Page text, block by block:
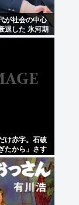
が社会の中心
退した 氷河期
Xで1万いいね
け赤字。石破
たから」さす
うよ